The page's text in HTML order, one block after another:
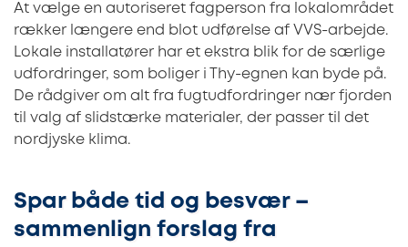
At vælge en autoriseret fagperson fra lokalområdet
rækker længere end blot udførelse af VVS-arbejde.
Lokale installatører har et ekstra blik for de særlige
udfordringer, som boliger i Thy-egnen kan byde på.
De rådgiver om alt fra fugtudfordringer nær fjorden
til valg af slidstærke materialer, der passer til det
nordjyske klima.
Spar både tid og besvær –
sammenlign forslag fra